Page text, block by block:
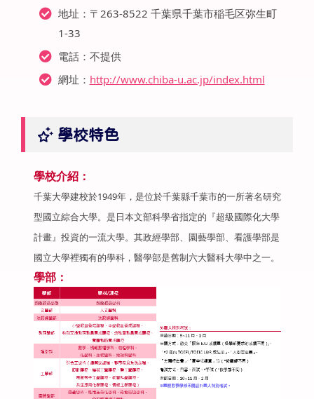
地址：〒263-8522 千葉県千葉市稲毛区弥生町
1-33
電話：不提供
網址： http://www.chiba-u.ac.jp/index.html
學校特色
學校介紹：
千葉大學建校於1949年，是位於千葉縣千葉市的一所著名研究
型國立綜合大學。是日本文部科學省指定的『超級國際化大學
計畫』投資的一流大學。其政經學部、園藝學部、看護學部是
國立大學裡獨有的學科，醫學部是舊制六大醫科大學中之一。
學部：